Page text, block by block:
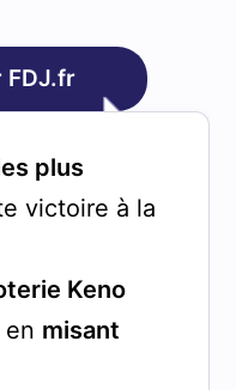
FDJ.fr
plus
victoire à la
Keno
en misant